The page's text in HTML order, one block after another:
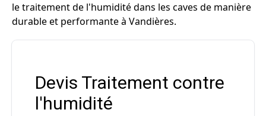
le traitement de l'humidité dans les caves de manière
durable et performante à Vandières.
Devis Traitement contre
l'humidité